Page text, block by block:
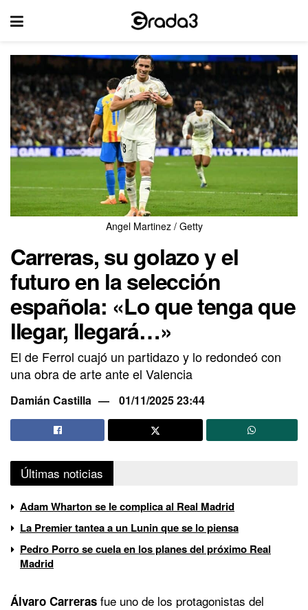
Angel Martinez / Getty
Carreras, su golazo y el
futuro en la selección
española: «Lo que tenga que
llegar, llegará…»
El de Ferrol cuajó un partidazo y lo redondeó con
una obra de arte ante el Valencia
Damián Castilla 01/11/2025 23:44
Últimas noticias
Adam Wharton se le complica al Real Madrid
La Premier tantea a un Lunin que se lo piensa
Pedro Porro se cuela en los planes del próximo Real
Madrid
Álvaro Carreras fue uno de los protagonistas del